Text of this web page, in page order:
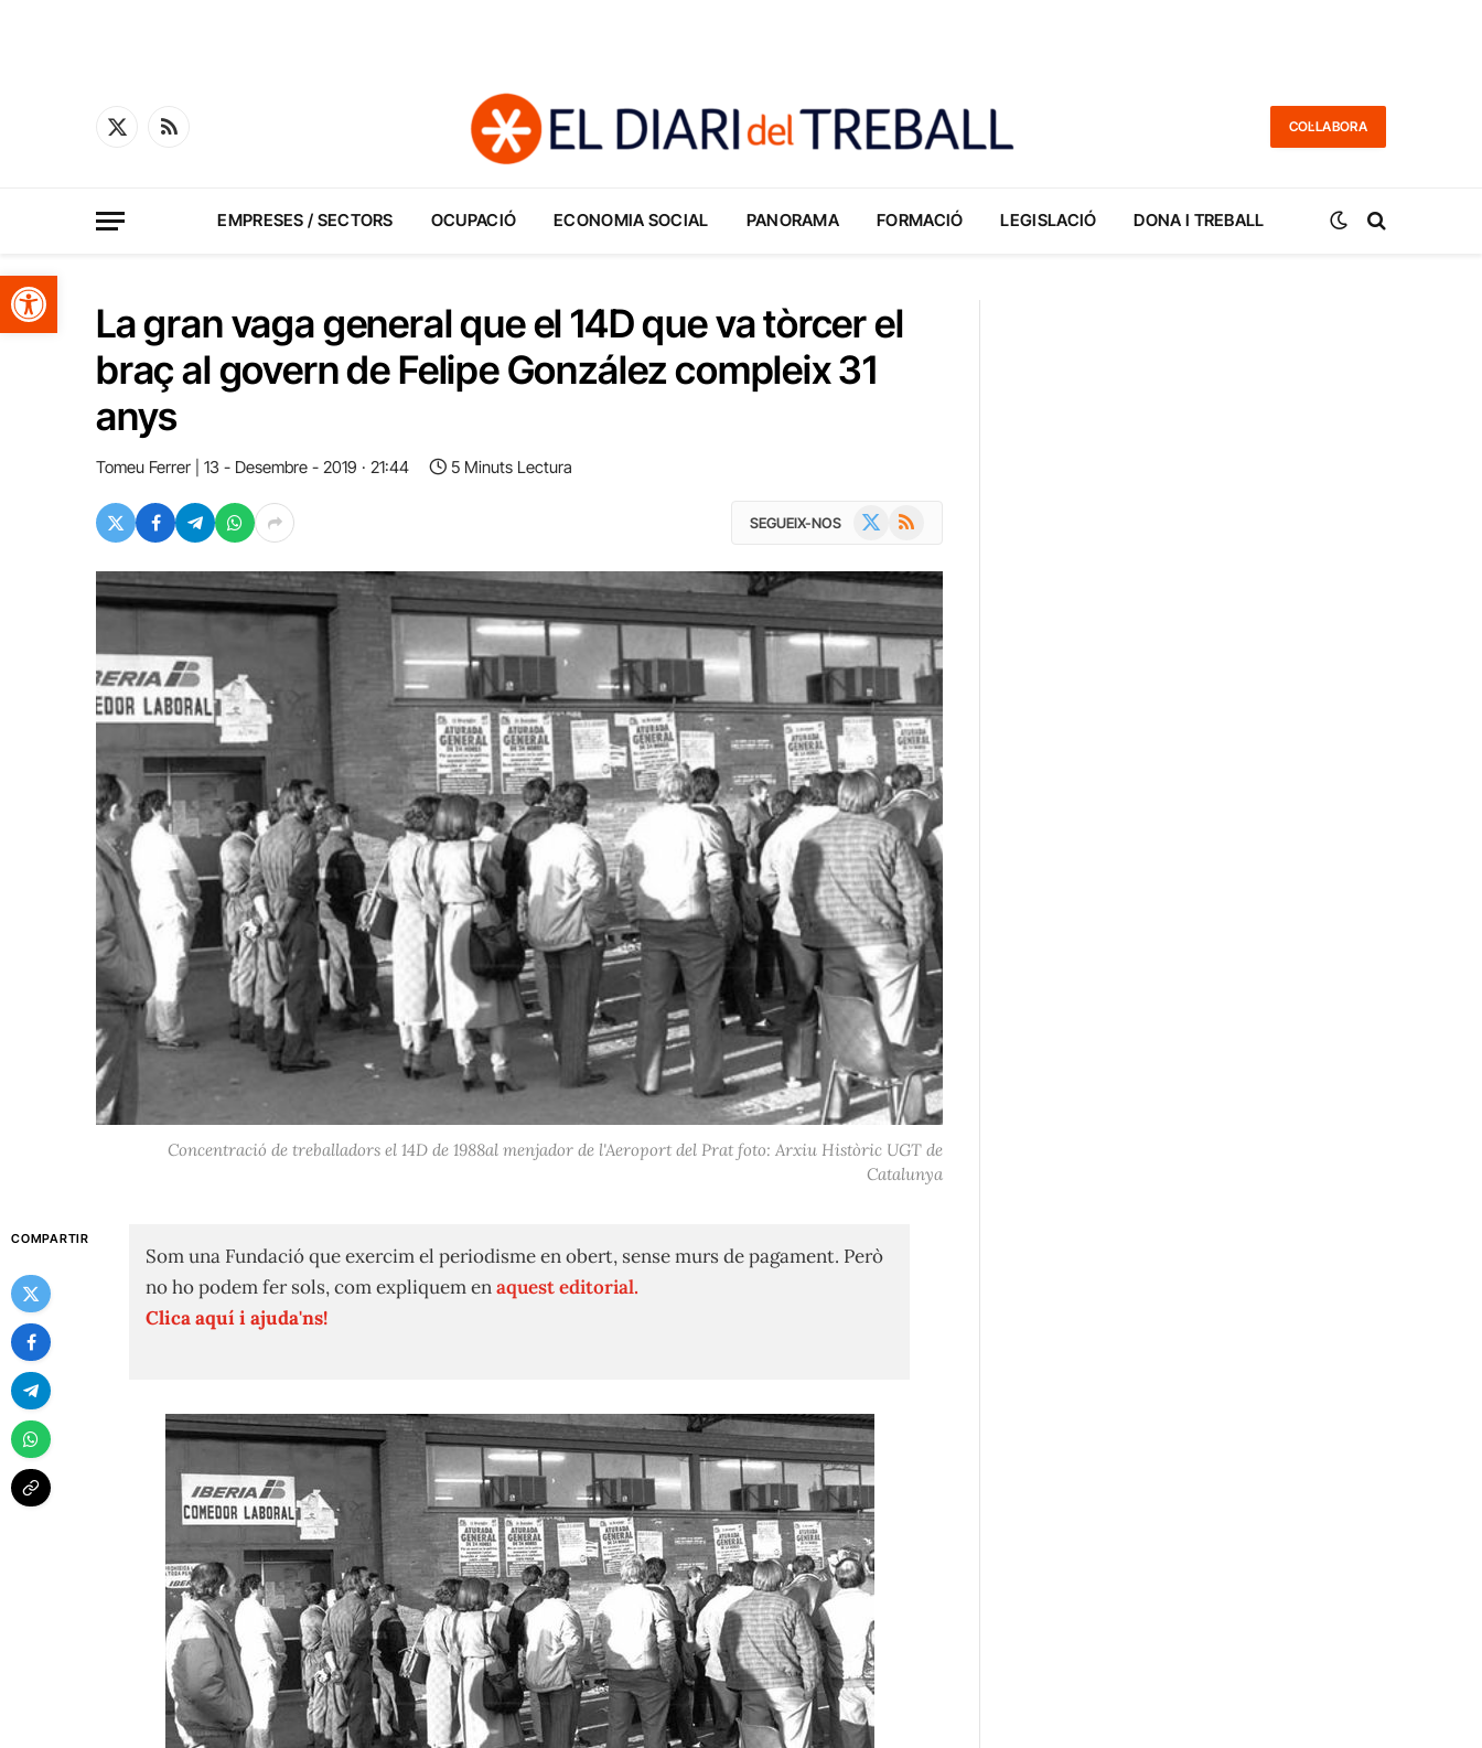
Obre la barra d'eines
X
RSS
COL·LABORA
EMPRESES / SECTORS OCUPACIÓ ECONOMIA SOCIAL PANORAMA FORMACIÓ LEGISLACIÓ DONA I TREBALL
La gran vaga general que el 14D que va tòrcer el
braç al govern de Felipe González compleix 31
anys
Tomeu Ferrer 13 - Desembre - 2019 · 21:44 5 Minuts Lectura
SEGUEIX-NOS RSS
Concentració de treballadors el 14D de 1988al menjador de l'Aeroport del Prat foto: Arxiu Històric UGT de
Catalunya
COMPARTIR
Som una Fundació que exercim el periodisme en obert, sense murs de pagament. Però
no ho podem fer sols, com expliquem enaquest editorial.
Clica aquí i ajuda'ns!